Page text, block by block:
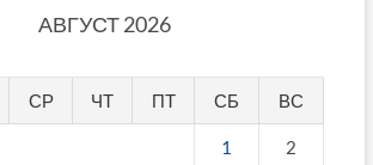
АВГУСТ 2026
СР ЧТ ПТ СБ ВС
1 2